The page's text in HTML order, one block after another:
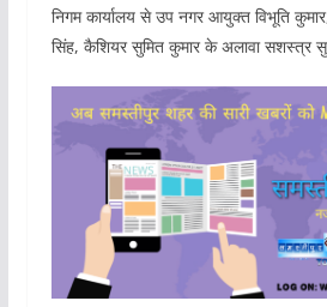
निगम कार्यालय से उप नगर आयुक्त विभूति
सिंह, कैशियर सुमित कुमार के अलावा सशस्त्र